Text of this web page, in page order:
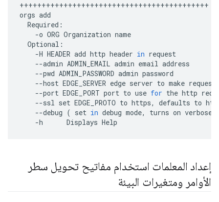
+++++++++++++++++++++++++++++++++++++++++++
orgs add
Required :
-o ORG Organization name
Optional :
-H HEADER add http header in request
--admin ADMIN_EMAIL admin email address
--pwd ADMIN_PASSWORD admin password
--host EDGE_SERVER edge server to make request
--port EDGE_PORT port to use for the http
--ssl set EDGE_PROTO to https, defaults to
--debug ( set in debug mode, turns on verbose
-h Displays Help
إعداد المعلمات استخدام مفاتيح تحويل سطر
الأوامر ومتغيرات البيئة